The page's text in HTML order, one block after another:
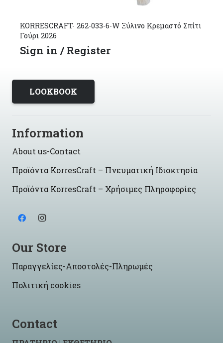
KORRESCRAFT- 262-033-6-W Ξύλινο Κρεμαστό Σπίτι
Γούρι 2026
Sign in / Register
LOOKBOOK
Information
About us-Contact
Προϊόντα KorresCraft – Πνευματική Ιδιοκτησία
Προϊόντα KorresCraft – Χρήσιμες Πληροφορίες
Our Store
Παραγγελίες-Αποστολές-Πληρωμές
Πολιτική cookies
Contact